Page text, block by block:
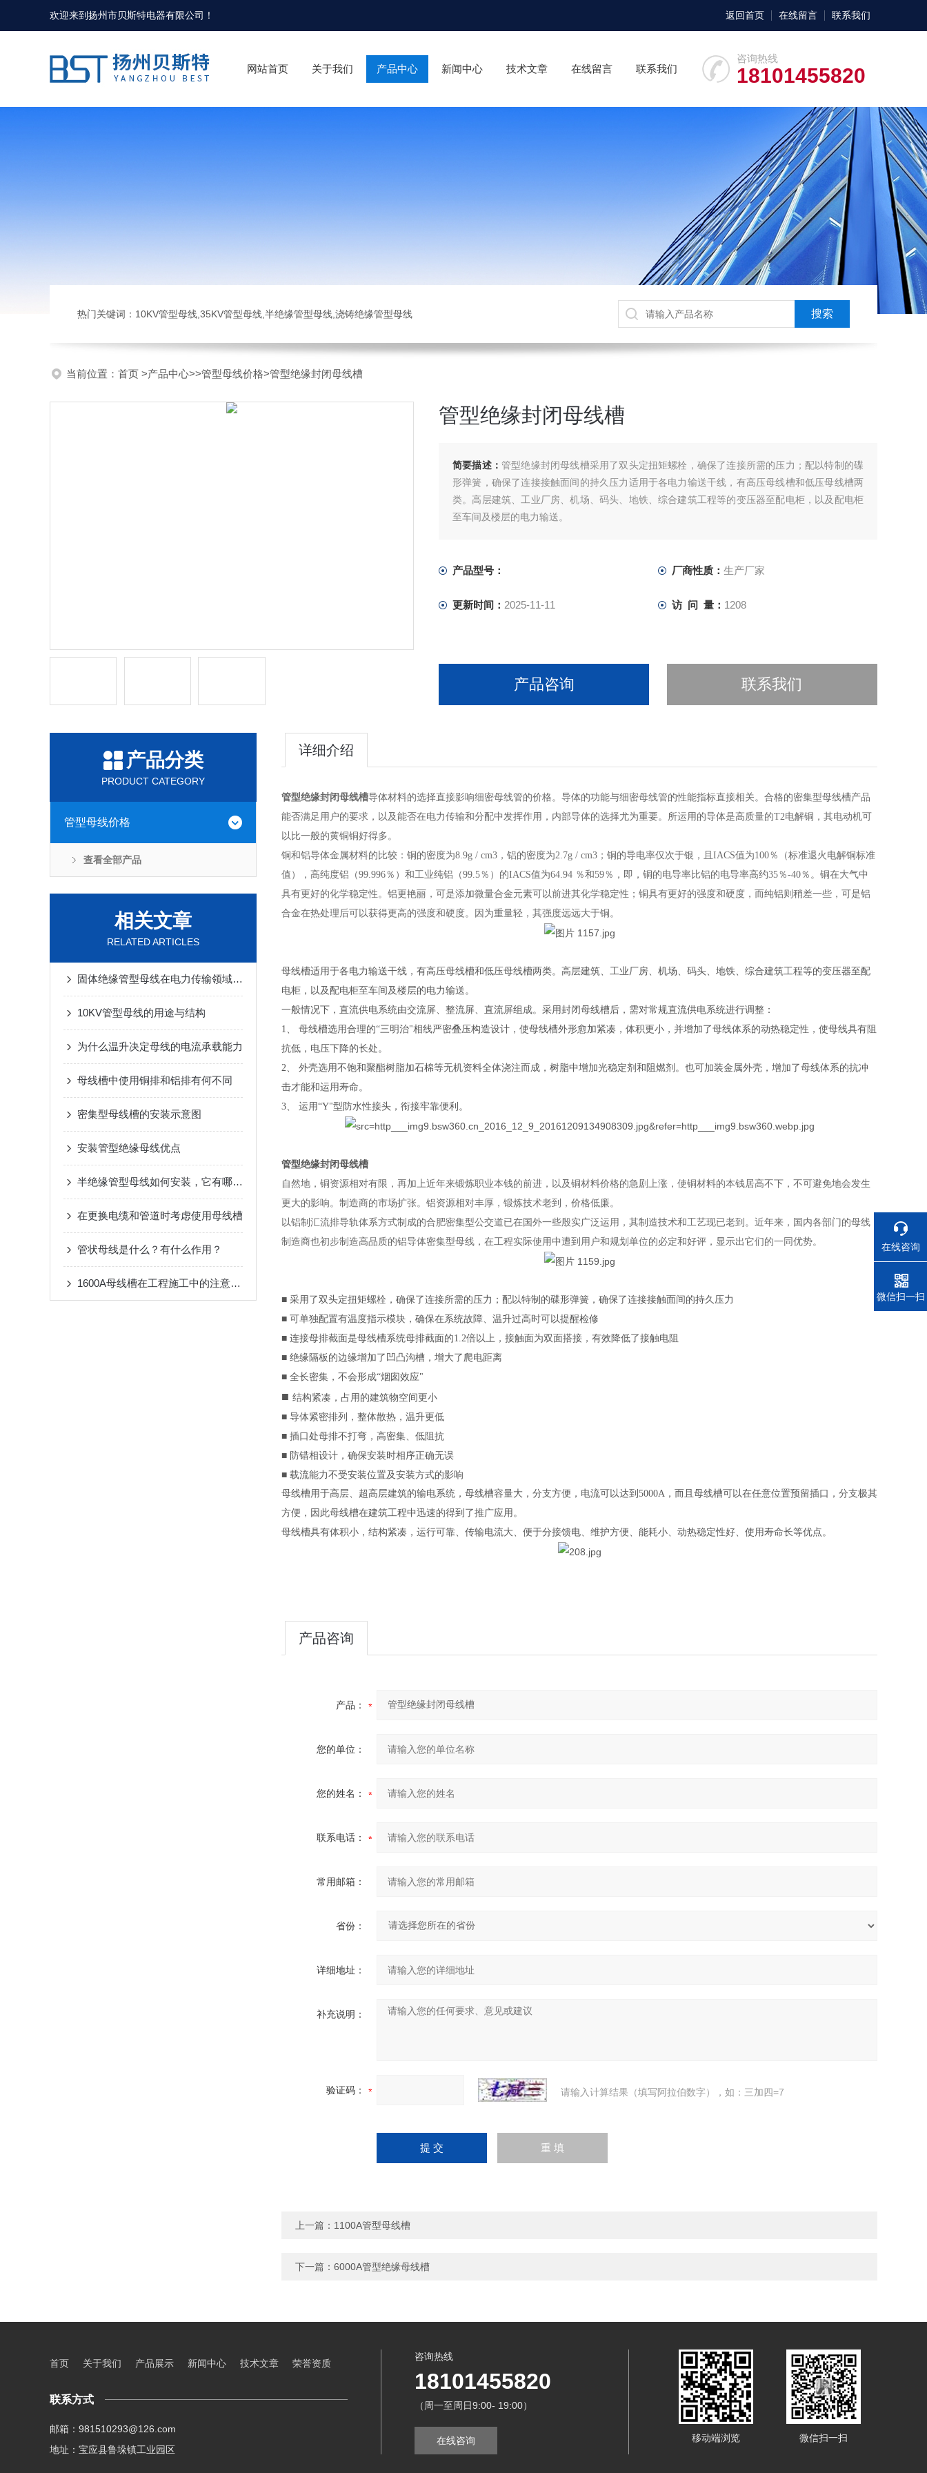
欢迎来到扬州市贝斯特电器有限公司 ！ 返回首页 在线留言 联系我们
咨询热线
18101455820
网站首页 关于我们 产品中心 新闻中心 技术文章 在线留言 联系我们
热门关键词：10KV管型母线,35KV管型母线,半绝缘管型母线,浇铸绝缘管型母线
当前位置： 首页 >产品中心>>管型母线价格>管型绝缘封闭母线槽
管型绝缘封闭母线槽
简要描述： 管型绝缘封闭母线槽采用了双头定扭矩螺栓，确保了连接所需的压力；配以特制的碟
形弹簧，确保了连接接触面间的持久压力适用于各电力输送干线，有高压母线槽和低压母线槽两
类。高层建筑、工业厂房、机场、码头、地铁、综合建筑工程等的变压器至配电柜，以及配电柜
至车间及楼层的电力输送。
产品型号： 厂商性质： 生产厂家
更新时间： 2025-11-11 访 问 量： 1208
产品咨询 联系我们
产品分类
PRODUCT CATEGORY
管型母线价格
查看全部产品
相关文章
RELATED ARTICLES
固体绝缘管型母线在电力传输领域中展现出了综合优势
10KV管型母线的用途与结构
为什么温升决定母线的电流承载能力
母线槽中使用铜排和铝排有何不同
密集型母线槽的安装示意图
安装管型绝缘母线优点
半绝缘管型母线如何安装，它有哪些优势
在更换电缆和管道时考虑使用母线槽
管状母线是什么？有什么作用？
1600A母线槽在工程施工中的注意事项
详细介绍
管型绝缘封闭母线槽导体材料的选择直接影响细密母线管的价格。导体的功能与细密母线管的性能指标直接相关。合格的密集型母线槽产品
能否满足用户的要求，以及能否在电力传输和分配中发挥作用，内部导体的选择尤为重要。所运用的导体是高质量的T2电解铜，其电动机可
以比一般的黄铜铜好得多。
铜和铝导体金属材料的比较：铜的密度为8.9g / cm3，铝的密度为2.7g / cm3；铜的导电率仅次于银，且IACS值为100％（标准退火电解铜标准
值），高纯度铝（99.996％）和工业纯铝（99.5％）的IACS值为64.94 ％和59％，即，铜的电导率比铝的电导率高约35％-40％。铜在大气中
具有更好的化学稳定性。铝更艳丽，可是添加微量合金元素可以前进其化学稳定性；铜具有更好的强度和硬度，而纯铝则稍差一些，可是铝
合金在热处理后可以获得更高的强度和硬度。因为重量轻，其强度远远大于铜。
母线槽适用于各电力输送干线，有高压母线槽和低压母线槽两类。高层建筑、工业厂房、机场、码头、地铁、综合建筑工程等的变压器至配
电柜，以及配电柜至车间及楼层的电力输送。
一般情况下，直流供电系统由交流屏、整流屏、直流屏组成。采用封闭母线槽后，需对常规直流供电系统进行调整：
1、 母线槽选用合理的“三明治"相线严密叠压构造设计，使母线槽外形愈加紧凑，体积更小，并增加了母线体系的动热稳定性，使母线具有阻
抗低，电压下降的长处。
2、 外壳选用不饱和聚酯树脂加石棉等无机资料全体浇注而成，树脂中增加光稳定剂和阻燃剂。也可加装金属外壳，增加了母线体系的抗冲
击才能和运用寿命。
3、 运用“Y"型防水性接头，衔接牢靠便利。
管型绝缘封闭母线槽
自然地，铜资源相对有限，再加上近年来锻炼职业本钱的前进，以及铜材料价格的急剧上涨，使铜材料的本钱居高不下，不可避免地会发生
更大的影响。制造商的市场扩张。铝资源相对丰厚，锻炼技术老到，价格低廉。
以铝制汇流排导轨体系方式制成的合肥密集型公交道已在国外一些殷实广泛运用，其制造技术和工艺现已老到。近年来，国内各部门的母线
制造商也初步制造高品质的铝导体密集型母线，在工程实际使用中遭到用户和规划单位的必定和好评，显示出它们的一同优势。
■ 采用了双头定扭矩螺栓，确保了连接所需的压力；配以特制的碟形弹簧，确保了连接接触面间的持久压力
■ 可单独配置有温度指示模块，确保在系统故障、温升过高时可以提醒检修
■ 连接母排截面是母线槽系统母排截面的1.2倍以上，接触面为双面搭接，有效降低了接触电阻
■ 绝缘隔板的边缘增加了凹凸沟槽，增大了爬电距离
■ 全长密集，不会形成“烟囱效应"
■ 结构紧凑，占用的建筑物空间更小
■ 导体紧密排列，整体散热，温升更低
■ 插口处母排不打弯，高密集、低阻抗
■ 防错相设计，确保安装时相序正确无误
■ 载流能力不受安装位置及安装方式的影响
母线槽用于高层、超高层建筑的输电系统，母线槽容量大，分支方便，电流可以达到5000A，而且母线槽可以在任意位置预留插口，分支极其
方便，因此母线槽在建筑工程中迅速的得到了推广应用。
母线槽具有体积小，结构紧凑，运行可靠、传输电流大、便于分接馈电、维护方便、能耗小、动热稳定性好、使用寿命长等优点。
产品咨询
产品：
您的单位：
您的姓名：
联系电话：
常用邮箱：
省份：
详细地址：
补充说明：
验证码： 请输入计算结果（填写阿拉伯数字），如：三加四=7
上一篇： 1100A管型母线槽
下一篇： 6000A管型绝缘母线槽
首页 关于我们 产品展示 新闻中心 技术文章 荣誉资质
联系方式
邮箱：981510293@126.com
地址：宝应县鲁垛镇工业园区
咨询热线
18101455820
（周一至周日9:00- 19:00）
在线咨询 移动端浏览 微信扫一扫
在线咨询
电话
微信扫一扫